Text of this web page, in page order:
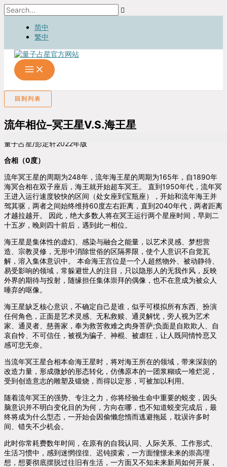
跳
至
Search...
简中
繁中
回到列表
流年相位–冥王星V.S.海王星
量子占星/彭定轩2022年版
合相（0度）
流年冥王星的周期为248年，流年海王星的周期为165年，自1890年
海冥合相在双子座后，海王就开始超车冥王。 直到1950年代，流年冥
王进入运行速度较快的区间（处女座到宝瓶座），开始和流年海王并
驾其驱，两者之间始终维持60度左右距离，直到2040年代，两者距离
才越拉越开。 因此，绝大多数人将在冥王运行两个星座时间，早则二
十五岁，晚则四十前后，遇到此一相位。
海王星是集体性的虚幻、感染与融合之能量，以艺术灵感、梦想营
造、宗教灵修，无形中消除世俗的区隔界限，使个人意识不自觉瓦
解，溶入集体意识中。 本命海王宫位是一个人超然物外、被动静待、
易受影响的领域，常躲避世人的注目，只以隐形人的无我作风，反映
外界的期待与投射，随缘担任集体崇拜的偶像，也不在意成为被众人
唾弃的呕像。
海王星缺乏核心意识，不确定自己是谁，似乎可模拟所有东西、扮演
任何角色，正面是艺术灵感、无私救赎、通灵解忧，旁人视为艺术
家、通灵者、慈善家，奉为救苦救难之肉身菩萨;负面是自欺欺人、自
哀自怜、不可信任，被视为骗子、神棍、被虐狂，让人既同情怜恴又
感可悲无奈。
当流年冥王星合相本命海王星时，将对海王所在的领域，带来深刻的
改造力量，形成微妙的形态转化，仿佛原本的一团浆糊或一堆烂泥，
受到创造意志的雕塑及锻烧，而得以定形，可被加以利用。
随着流年冥王的强势、专注之力，你将经验生命中重要的蜕变，因头
脑意识并不明白变化目的为何，方向在哪，也不知道蜕变完成后，最
终将成为什么型态，一开始会因偷懒怠惰而逃避拖延，耽误许多时
间、错失不少机会。
此时你常耗费数年时间，在原有的自我认同、人际关系、工作形式、
生活习惯中，感到迷惘徨徨、迟钝摸索，一方面憧憬未来的崇高理
想，想要彻底摆脱过往旧有生活，一方面又不知未来新局如何开展，